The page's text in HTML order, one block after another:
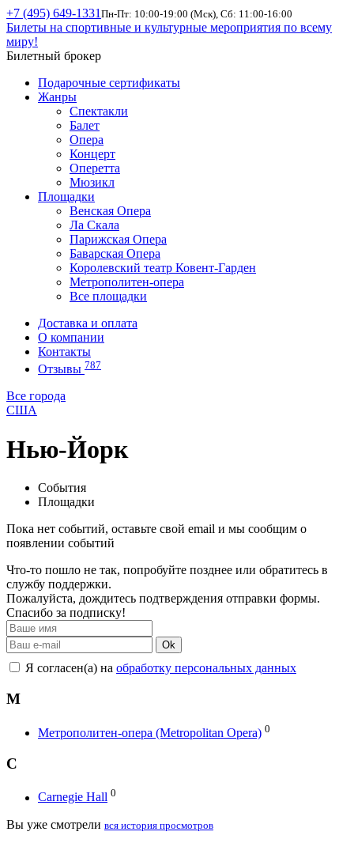
+7 (495) 649-1331 Пн-Пт: 10:00-19:00 (Мск), Сб: 11:00-16:00
Билеты на спортивные и культурные мероприятия по всему
миру!
Билетный брокер
Подарочные сертификаты
Жанры
Спектакли
Балет
Опера
Концерт
Оперетта
Мюзикл
Площадки
Венская Опера
Ла Скала
Парижская Опера
Баварская Опера
Королевский театр Ковент-Гарден
Метрополитен-опера
Все площадки
Доставка и оплата
О компании
Контакты
Отзывы 787
Все города
США
Нью-Йорк
События
Площадки
Пока нет событий, оставьте свой email и мы сообщим о
появлении событий
Что-то пошло не так, попробуйте позднее или обратитесь в
службу поддержки.
Пожалуйста, дождитесь подтверждения отправки формы.
Спасибо за подписку!
Ok
Я согласен(а) на обработку персональных данных
М
Метрополитен-опера (Metropolitan Opera) 0
C
Carnegie Hall 0
Вы уже смотрели вся история просмотров